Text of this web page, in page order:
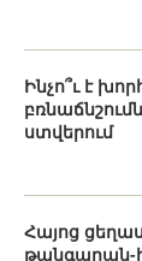
Ինչո՞ւ է
ստվերում
Հայոց
թանգարան-